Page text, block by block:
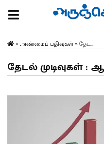
» அண்மைப் பதிவுகள்» தேட...
தேடல் முடிவுகள் :